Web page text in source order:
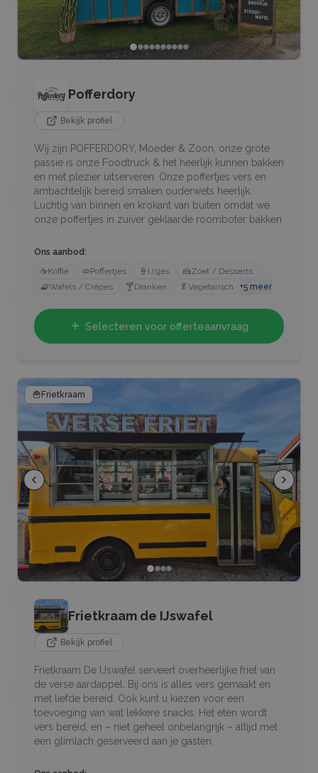
Pofferdory
Bekijk profiel
Wij zijn POFFERDORY, Moeder & Zoon, onze grote
passie is onze Foodtruck & het heerlijk kunnen bakken
en met plezier uitserveren. Onze poffertjes vers en
ambachtelijk bereid smaken ouderwets heerlijk.
Luchtig van binnen en krokant van buiten omdat we
onze poffertjes in zuiver geklaarde roomboter bakken
Ons aanbod:
☕Koffie 🫓Poffertjes 🍦 IJsjes 🍰Zoet / Desserts
🧇Wafels / Crêpes 🍸Dranken 🥬 Vegetarisch +5 meer
Selecteren voor offerteaanvraag
🍟Frietkraam
Frietkraam de IJswafel
Bekijk profiel
Frietkraam De IJswafel serveert overheerlijke friet van
de verse aardappel. Bij ons is alles vers gemaakt en
met liefde bereid. Ook kunt u kiezen voor een
toevoeging van wat lekkere snacks. Het eten wordt
vers bereid, en – niet geheel onbelangrijk – altijd met
een glimlach geserveerd aan je gasten.